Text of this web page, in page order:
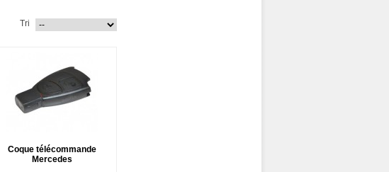
Tri
Coque télécommande
Mercedes